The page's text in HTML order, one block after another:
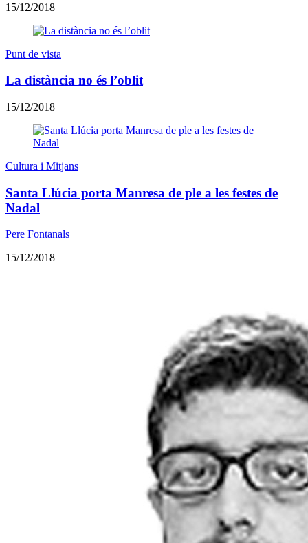
15/12/2018
Punt de vista
La distància no és l’oblit
15/12/2018
Cultura i Mitjans
Santa Llúcia porta Manresa de ple a les festes de
Nadal
Pere Fontanals
15/12/2018